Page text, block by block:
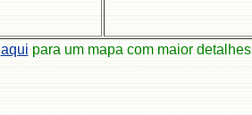
aqui para um mapa com maior detalhes